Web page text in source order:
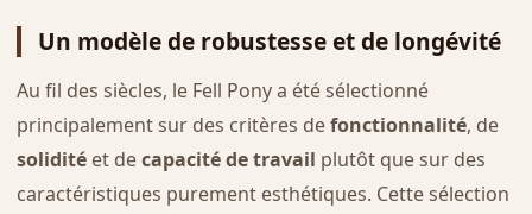
Un modèle de robustesse et de longévité
Au fil des siècles, le Fell Pony a été sélectionné
principalement sur des critères defonctionnalité, de
soliditéet decapacité de travail plutôt que sur des
caractéristiques purement esthétiques. Cette sélection